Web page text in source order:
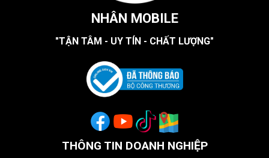
NHÂN MOBILE
"TẬN TÂM - UY TÍN - CHẤT LƯỢNG"
THÔNG TIN DOANH NGHIỆP